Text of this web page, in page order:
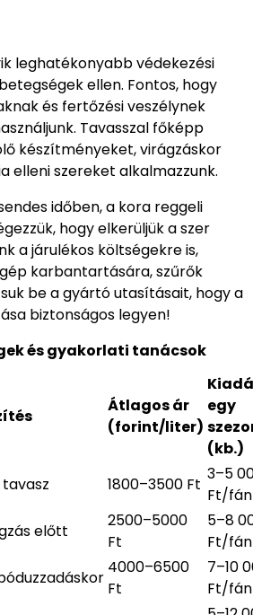
leghatékonyabb védekezési
ellen. Fontos, hogy
és fertőzési veszélynek
Tavasszal főképp
készítményeket, virágzáskor
elleni szereket alkalmazzunk.
időben, a kora reggeli
hogy elkerüljük a szer
a járulékos költségekre is,
karbantartására, szűrők
be a gyártó utasításait, hogy a
biztonságos legyen!
és gyakorlati tanácsok
Átlagos ár
(forint/liter)
egy
(kb.)
tavasz 1800–3500 Ft
3–5
Ft/
előtt
2500–5000
Ft
5–8
Ft/
4000–6500
Ft
7–10
Ft/